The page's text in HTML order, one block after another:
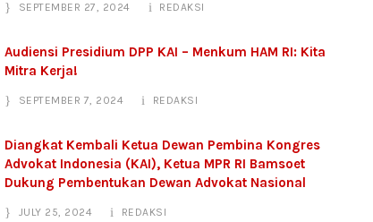
SEPTEMBER 27, 2024 REDAKSI
Audiensi Presidium DPP KAI – Menkum HAM RI: Kita
Mitra Kerja!
SEPTEMBER 7, 2024 REDAKSI
Diangkat Kembali Ketua Dewan Pembina Kongres
Advokat Indonesia (KAI), Ketua MPR RI Bamsoet
Dukung Pembentukan Dewan Advokat Nasional
JULY 25, 2024 REDAKSI